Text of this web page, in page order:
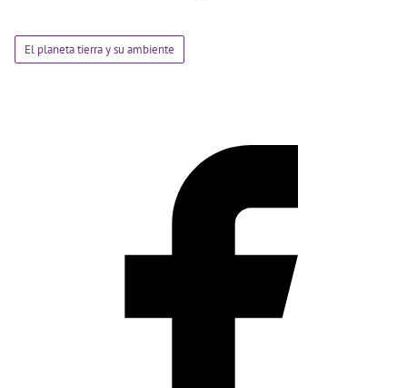
El planeta tierra y su ambiente